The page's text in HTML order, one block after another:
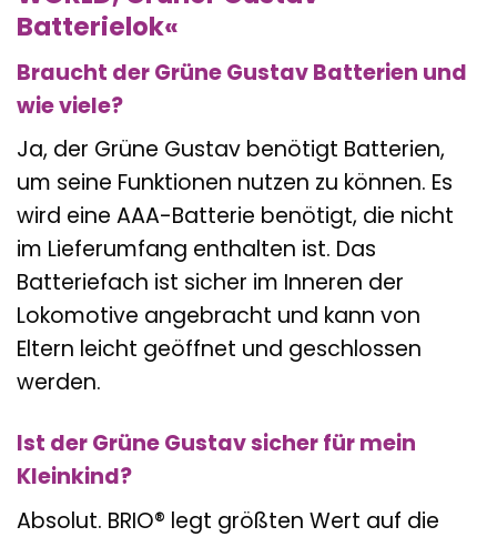
Batterielok«
Braucht der Grüne Gustav Batterien und
wie viele?
Ja, der Grüne Gustav benötigt Batterien,
um seine Funktionen nutzen zu können. Es
wird eine AAA-Batterie benötigt, die nicht
im Lieferumfang enthalten ist. Das
Batteriefach ist sicher im Inneren der
Lokomotive angebracht und kann von
Eltern leicht geöffnet und geschlossen
werden.
Ist der Grüne Gustav sicher für mein
Kleinkind?
Absolut. BRIO® legt größten Wert auf die